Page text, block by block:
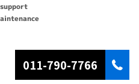
011-790-7766